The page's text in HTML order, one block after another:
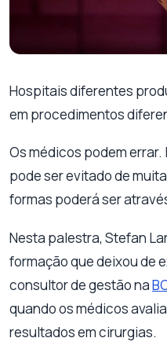
Hospitais diferentes
em procedimentos
Os médicos podem errar.
pode ser evitado de
formas poderá ser
Nesta palestra, Stefan
formação que deixou de
consultor de gestão na
quando os médicos
resultados em cirurgias.